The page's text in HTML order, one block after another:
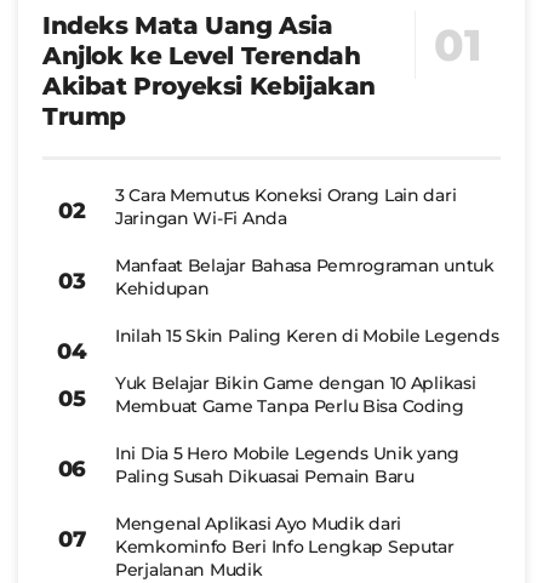
Indeks Mata Uang Asia
Anjlok ke Level Terendah
Akibat Proyeksi Kebijakan
Trump
3 Cara Memutus Koneksi Orang Lain dari
Jaringan Wi-Fi Anda
Manfaat Belajar Bahasa Pemrograman untuk
Kehidupan
Inilah 15 Skin Paling Keren di Mobile Legends
Yuk Belajar Bikin Game dengan 10 Aplikasi
Membuat Game Tanpa Perlu Bisa Coding
Ini Dia 5 Hero Mobile Legends Unik yang
Paling Susah Dikuasai Pemain Baru
Mengenal Aplikasi Ayo Mudik dari
Kemkominfo Beri Info Lengkap Seputar
Perjalanan Mudik